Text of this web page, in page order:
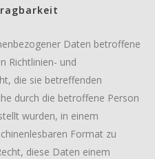
Daten betroffene
Richtlinien- und
die sie betreffenden
durch die betroffene Person
wurden, in einem
Format zu
diese Daten einem